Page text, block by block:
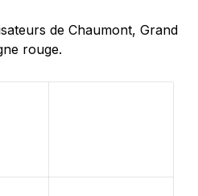
de Chaumont, Grand
rouge.